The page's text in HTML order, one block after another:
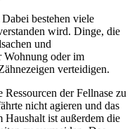
bestehen viele
wird. Dinge, die
und
Wohnung oder im
verteidigen.
der Fellnase zu
nicht agieren und das
Haushalt ist außerdem die